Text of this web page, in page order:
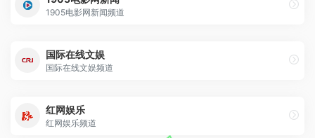
1905电影网新闻频道
国际在线文娱
国际在线文娱频道
红网娱乐
红网娱乐频道